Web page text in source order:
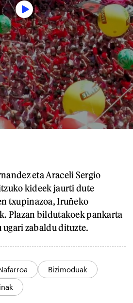
eta Araceli Sergio
kideek jaurti dute
txupinazoa, Iruñeko
Plazan bildutakoek pankarta
ugari zabaldu dituzte.
Bizimoduak